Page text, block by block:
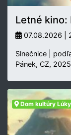
Letné kino:
07.08.2026 |
Slnečnice |
Pánek, CZ,
Dom kultúry Lúky